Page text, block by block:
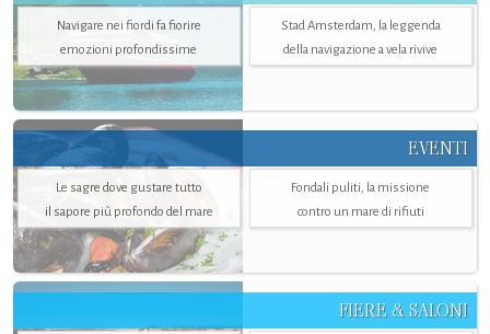
Navigare nei fiordi fa fiorire
emozioni profondissime
Stad Amsterdam, la leggenda
della navigazione a vela rivive
EVENTI
Le sagre dove gustare tutto
il sapore più profondo del mare
Fondali puliti, la missione
contro un mare di rifiuti
FIERE & SALONI